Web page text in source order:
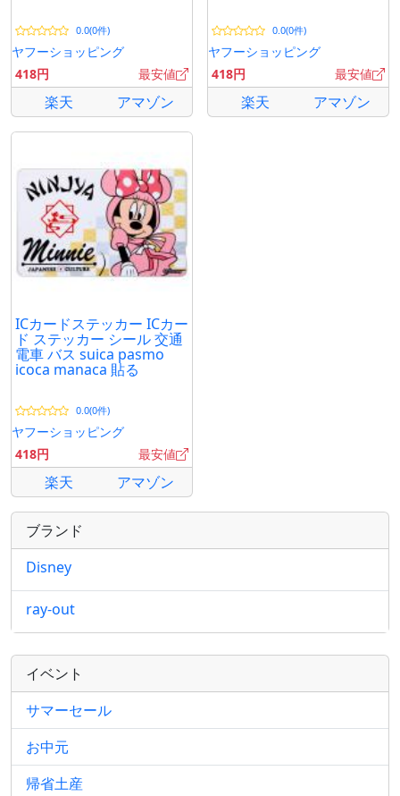
0.0(0件)
ヤフーショッピング
418円
最安値
楽天 アマゾン
0.0(0件)
ヤフーショッピング
418円
最安値
楽天 アマゾン
ICカードステッカー ICカー
ド ステッカー シール 交通
電車 バス suica pasmo
icoca manaca 貼る
0.0(0件)
ヤフーショッピング
418円
最安値
楽天 アマゾン
ブランド
Disney
ray-out
イベント
サマーセール
お中元
帰省土産